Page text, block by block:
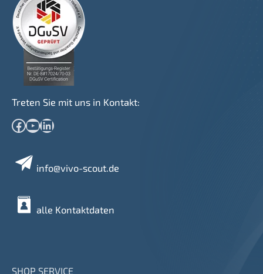
Treten Sie mit uns in Kontakt:
Facebook YouTube LinkedIn
info@vivo-scout.de
alle Kontaktdaten
SHOP SERVICE